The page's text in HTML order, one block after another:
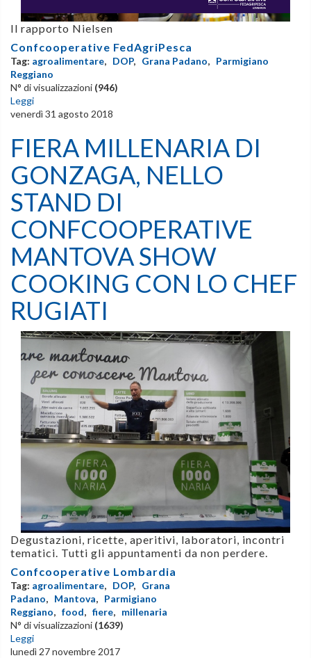
Il rapporto Nielsen
Confcooperative FedAgriPesca
Tag: agroalimentare, DOP, Grana Padano, Parmigiano
Reggiano
N° di visualizzazioni (946)
Leggi
venerdì 31 agosto 2018
FIERA MILLENARIA DI
GONZAGA, NELLO
STAND DI
CONFCOOPERATIVE
MANTOVA SHOW
COOKING CON LO CHEF
RUGIATI
Degustazioni, ricette, aperitivi, laboratori, incontri
tematici. Tutti gli appuntamenti da non perdere.
Confcooperative Lombardia
Tag: agroalimentare, DOP, Grana
Padano, Mantova, Parmigiano
Reggiano, food, fiere, millenaria
N° di visualizzazioni (1639)
Leggi
lunedì 27 novembre 2017